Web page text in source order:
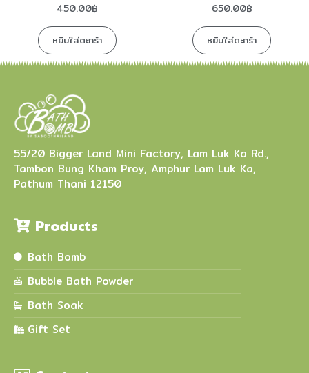
450.00฿
หยิบใส่ตะกร้า
650.00฿
หยิบใส่ตะกร้า
55/20 Bigger Land Mini Factory, Lam Luk Ka Rd.,
Tambon Bung Kham Proy, Amphur Lam Luk Ka,
Pathum Thani 12150
Products
Bath Bomb
Bubble Bath Powder
Bath Soak
Gift Set